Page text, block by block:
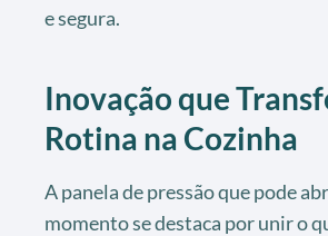
e segura.
Inovação que
Rotina na Cozinha
A panela de pressão que pode
momento se destaca por unir o